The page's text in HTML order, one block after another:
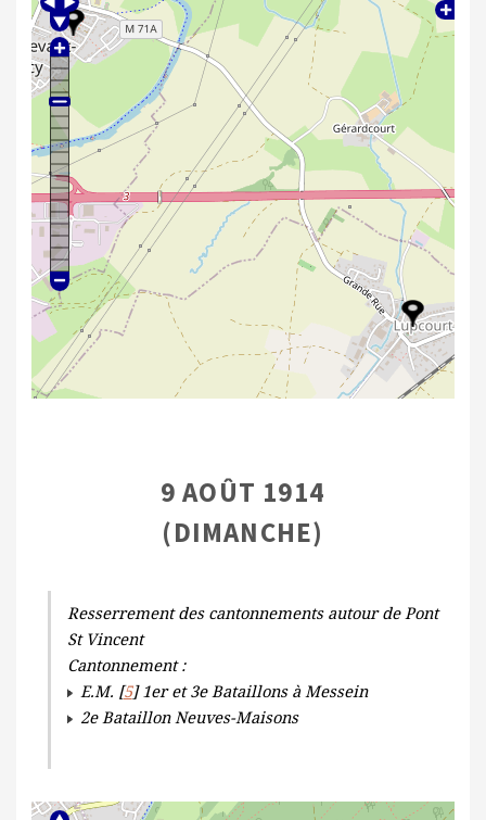
9 AOÛT 1914
(DIMANCHE)
Resserrement des cantonnements autour de Pont
St Vincent
Cantonnement :
E.M. [5] 1er et 3e Bataillons à Messein
2e Bataillon Neuves-Maisons